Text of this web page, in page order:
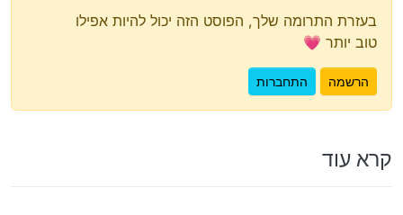
בעזרת התרומה שלך, הפוסט הזה יכול להיות אפילו
טוב יותר 💗
הרשמה התחברות
קרא עוד